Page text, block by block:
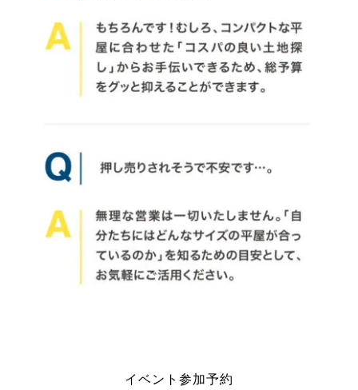
イベント参加予約